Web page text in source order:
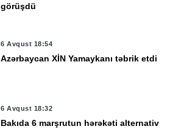
görüşdü
6 Avqust 18:54
Azərbaycan XİN Yamaykanı təbrik etdi
6 Avqust 18:32
Bakıda 6 marşrutun hərəkəti alternativ